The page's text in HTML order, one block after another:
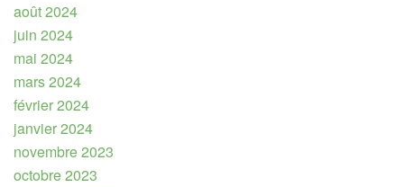
août 2024
juin 2024
mai 2024
mars 2024
février 2024
janvier 2024
novembre 2023
octobre 2023